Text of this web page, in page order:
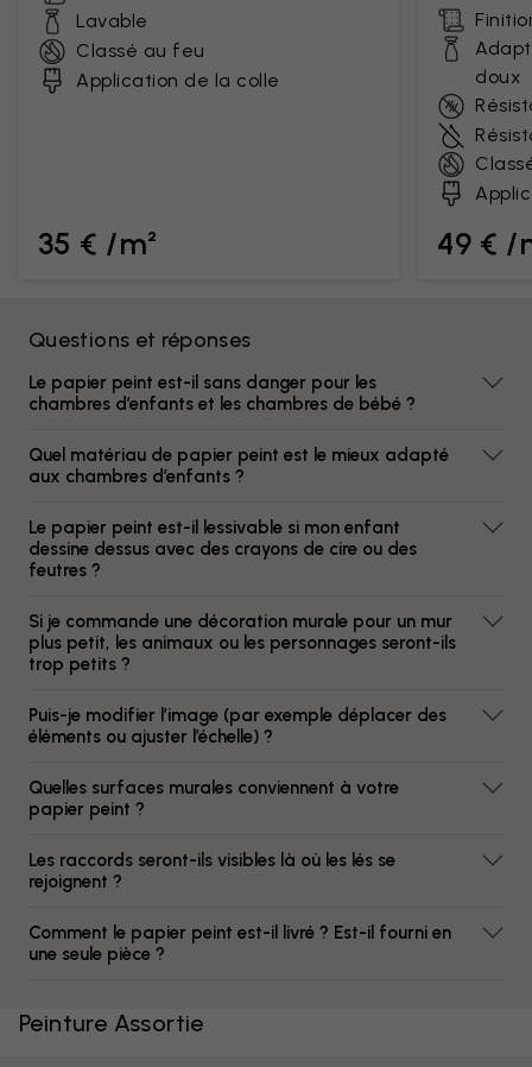
Lavable
Classé au feu
Application de la colle
35 € /m²
doux
49 € /
Questions et réponses
Le papier peint est-il sans danger pour les
chambres d’enfants et les chambres de bébé ?
Quel matériau de papier peint est le mieux adapté
aux chambres d’enfants ?
Le papier peint est-il lessivable si mon enfant
dessine dessus avec des crayons de cire ou des
feutres ?
Si je commande une décoration murale pour un mur
plus petit, les animaux ou les personnages seront-ils
trop petits ?
Puis-je modifier l’image (par exemple déplacer des
éléments ou ajuster l’échelle) ?
Quelles surfaces murales conviennent à votre
papier peint ?
Les raccords seront-ils visibles là où les lés se
rejoignent ?
Comment le papier peint est-il livré ? Est-il fourni en
une seule pièce ?
Peinture Assortie